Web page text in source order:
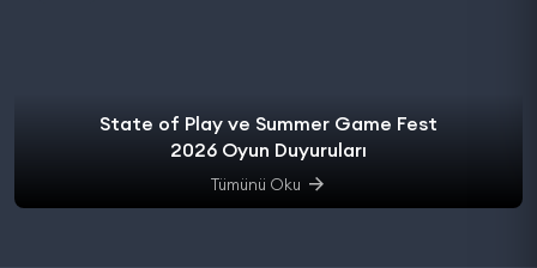
State of Play ve Summer Game Fest
2026 Oyun Duyuruları
Tümünü Oku